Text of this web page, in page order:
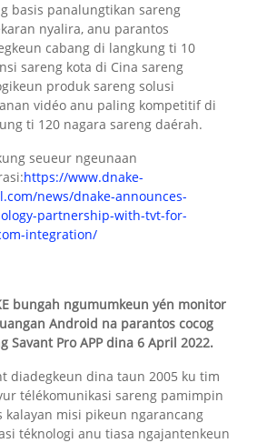
basis panalungtikan sareng
nyalira, anu parantos
cabang di langkung ti 10
sareng kota di Cina sareng
produk sareng solusi
vidéo anu paling kompetitif di
ti 120 nagara sareng daérah.
seueur ngeunaan
https://www.dnake-
news/dnake-announces-
partnership-with-tvt-for-
integration/
bungah ngumumkeun yén monitor
Android na parantos cocog
Savant Pro APP dina 6 April 2022.
diadegkeun dina taun 2005 ku tim
télékomunikasi sareng pamimpin
kalayan misi pikeun ngarancang
téknologi anu tiasa ngajantenkeun